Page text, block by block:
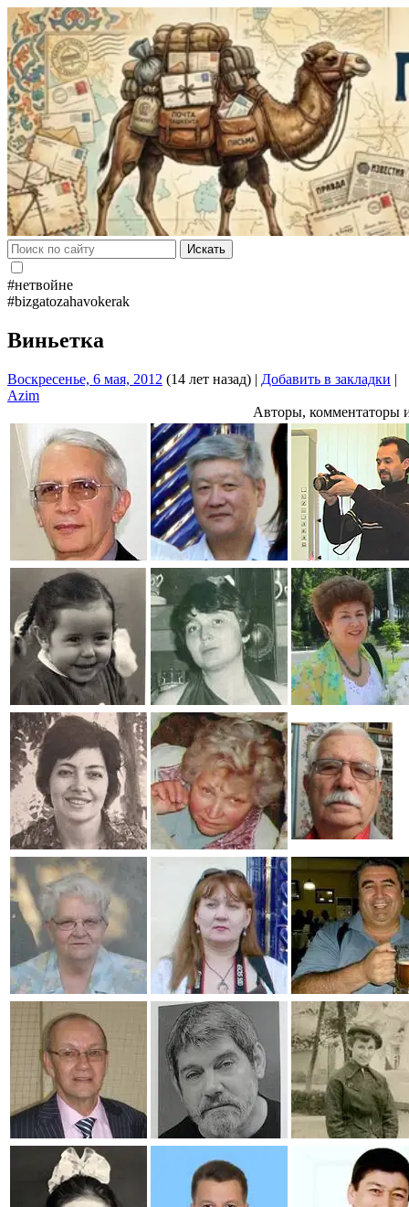
Искать
#нетвойне
#bizgatozahavokerak
Виньетка
Воскресенье, 6 мая, 2012 (14 лет назад) | Добавить в закладки |
Azim
Авторы, комментаторы